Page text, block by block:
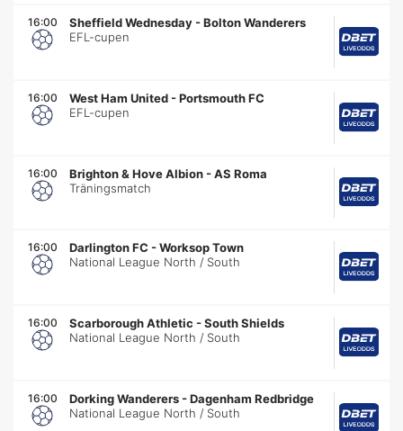
16:00 Sheffield Wednesday -Bolton Wanderers
EFL-cupen
16:00 West Ham United -Portsmouth FC
EFL-cupen
16:00 Brighton & Hove Albion -AS Roma
Träningsmatch
16:00 Darlington FC -Worksop Town
National League North / South
16:00 Scarborough Athletic -South Shields
National League North / South
16:00 Dorking Wanderers -Dagenham Redbridge
National League North / South